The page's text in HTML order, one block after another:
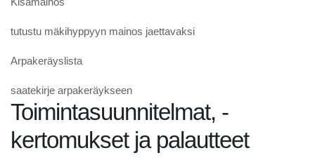
tutustu mäkihyppyyn mainos jaettavaksi
Arpakeräyslista
saatekirje arpakeräykseen
Toimintasuunnitelmat, -
kertomukset ja palautteet